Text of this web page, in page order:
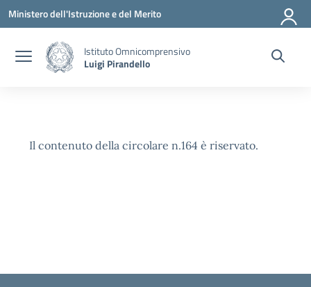
Vai ai contenuti
Vai al menu di navigazione
Vai al footer
Ministero dell'Istruzione e del Merito
Istituto Omnicomprensivo
Luigi Pirandello
Il contenuto della circolare n.164 è riservato.